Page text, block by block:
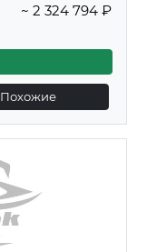
~ 2 324 794 ₽
Похожие